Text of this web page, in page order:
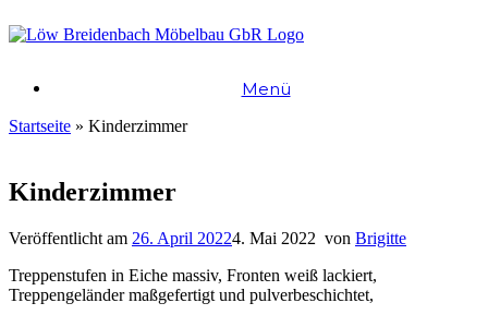
Inhalt
Menü
Startseite » Kinderzimmer
Kinderzimmer
Veröffentlicht am 26. April 20224. Mai 2022 von Brigitte
Treppenstufen in Eiche massiv, Fronten weiß lackiert,
Treppengeländer maßgefertigt und pulverbeschichtet,